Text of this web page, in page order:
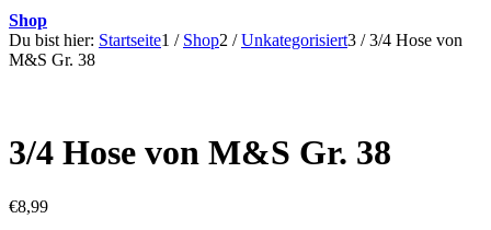
Shop
Du bist hier: Startseite1 / Shop2 / Unkategorisiert3 / 3/4 Hose von
M&S Gr. 38
3/4 Hose von M&S Gr. 38
€8,99